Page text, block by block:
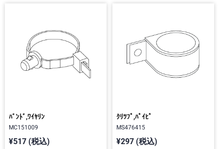
ﾊﾞﾝﾄﾞ,ﾜｲﾔﾘﾝ
MC151009
¥517 (税込)
ｸﾘﾂﾌﾟ,ﾊﾟｲﾋﾟ
MS476415
¥297 (税込)